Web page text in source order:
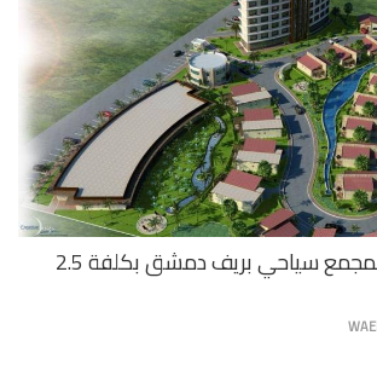
منح رخصة تشييد لمجمع سياحي بريف دمشق بكلفة 2.5